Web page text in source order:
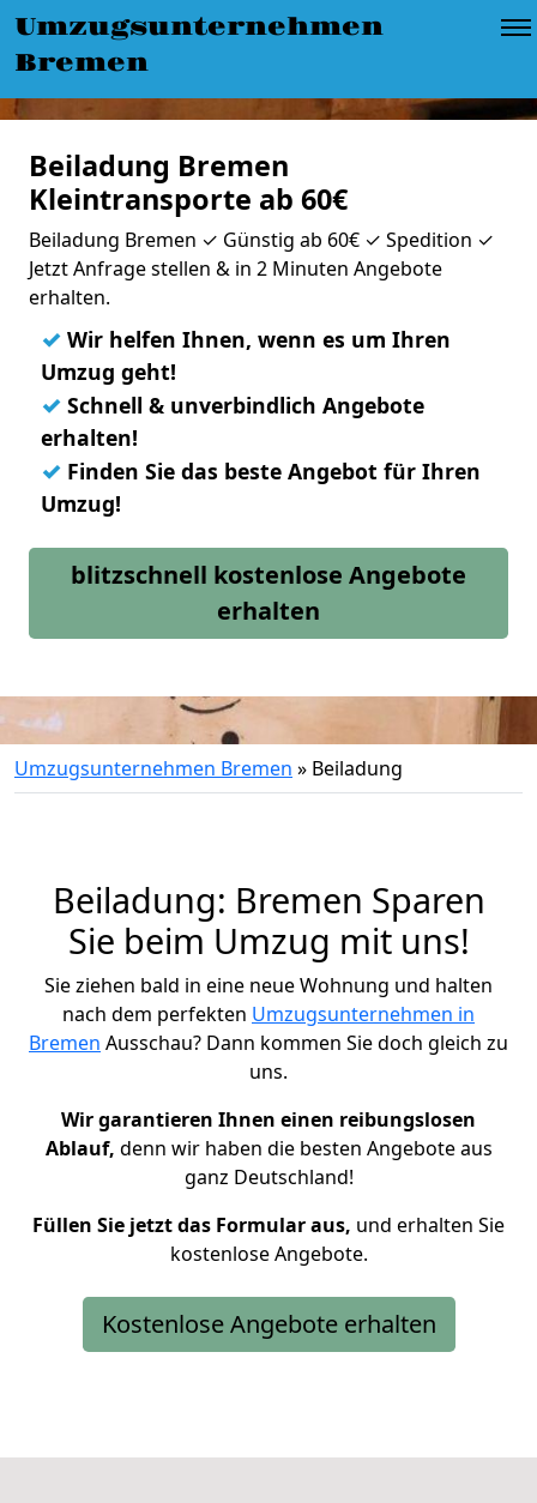
Umzugsunternehmen
Bremen
Beiladung Bremen
Kleintransporte ab 60€
Beiladung Bremen ✓ Günstig ab 60€ ✓ Spedition ✓
Jetzt Anfrage stellen & in 2 Minuten Angebote
erhalten.
✓ Wir helfen Ihnen, wenn es um Ihren
Umzug geht!
✓ Schnell & unverbindlich Angebote
erhalten!
✓ Finden Sie das beste Angebot für Ihren
Umzug!
blitzschnell kostenlose Angebote
erhalten
Umzugsunternehmen Bremen » Beiladung
Beiladung: Bremen Sparen
Sie beim Umzug mit uns!
Sie ziehen bald in eine neue Wohnung und halten
nach dem perfekten Umzugsunternehmen in
Bremen Ausschau? Dann kommen Sie doch gleich zu
uns.
Wir garantieren Ihnen einen reibungslosen
Ablauf, denn wir haben die besten Angebote aus
ganz Deutschland!
Füllen Sie jetzt das Formular aus, und erhalten Sie
kostenlose Angebote.
Kostenlose Angebote erhalten